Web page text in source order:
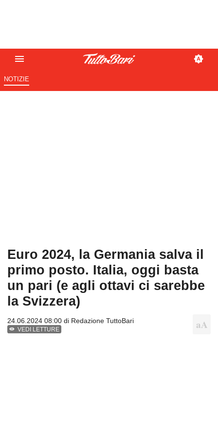
NOTIZIE
Euro 2024, la Germania salva il
primo posto. Italia, oggi basta
un pari (e agli ottavi ci sarebbe
la Svizzera)
24.06.2024 08:00 di Redazione TuttoBari
VEDI LETTURE